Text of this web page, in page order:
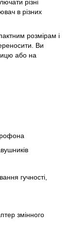
різні
в різних
розмірам і
Ви
або на
гучності,
змінного